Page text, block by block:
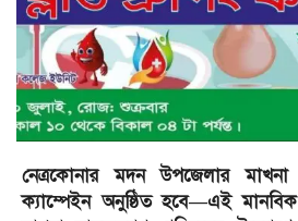
নেত্রকোনার মদন উপজেলার মাখনা
ক্যাম্পেইন অনুষ্ঠিত হবে—এই মানবিক